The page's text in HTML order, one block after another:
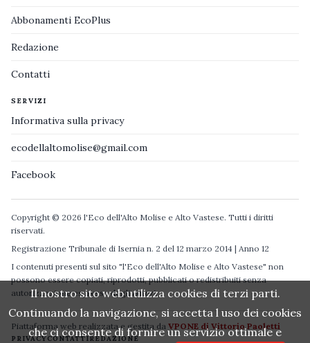
Abbonamenti EcoPlus
Redazione
Contatti
SERVIZI
Informativa sulla privacy
ecodellaltomolise@gmail.com
Facebook
Copyright © 2026 l'Eco dell'Alto Molise e Alto Vastese. Tutti i diritti
riservati.
Registrazione Tribunale di Isernia n. 2 del 12 marzo 2014 | Anno 12
I contenuti presenti sul sito "l'Eco dell'Alto Molise e Alto Vastese" non
possono essere copiati, riprodotti, pubblicati o redistribuiti senza
autorizzazione espressa degli autori.
Piattaforma web realizzata e gestita da VPONE di Vittorio Paoletti
PRIVACYCONTATTIREDAZIONE
Il nostro sito web utilizza cookies di terzi parti.
Continuando la navigazione, si accetta l uso dei cookies
che ci consente di fornire un servizio ottimale e